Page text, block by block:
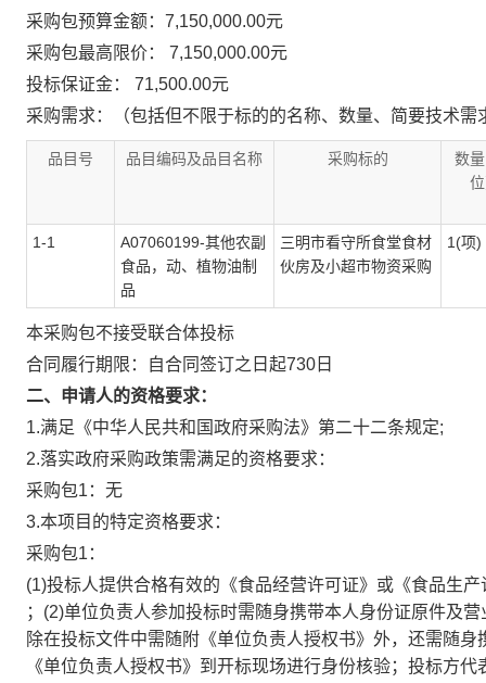
采购包预算金额： 7,150,000.00元
采购包最高限价： 7,150,000.00元
投标保证金：
71,500.00元
采购需求：（包括但不限于标的的名称、数量、简要技术需
品目号 品目编码及品目名称 采购标的
数
1-1
A07060199-其他农副
食品，动、植物油制
品
三明市看守所食堂食材
伙房及小超市物资采购
1(项)
本采购包不接受联合体投标
合同履行期限：
自合同签订之日起730日
二、申请人的资格要求：
1.满足《中华人民共和国政府采购法》第二十二条规定;
2.落实政府采购政策需满足的资格要求：
采购包1：无
3.本项目的特定资格要求：
采购包1：
(1)投标人提供合格有效的《食品经营许可证》或《食品生
；(2)单位负责人参加投标时需随身携带本人身份证原件及
除在投标文件中需随附《单位负责人授权书》外，还需随
《单位负责人授权书》到开标现场进行身份核验；投标方